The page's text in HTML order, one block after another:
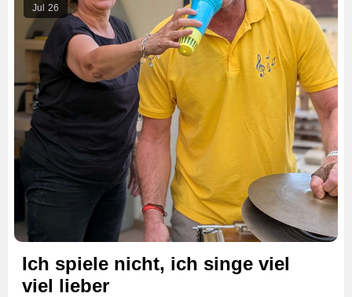
Jul 26
Ich spiele nicht, ich singe viel
viel lieber